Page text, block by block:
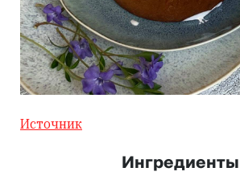
Источник
Ингредиенты